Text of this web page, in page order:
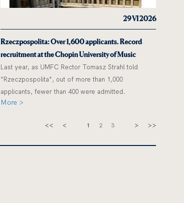
29 VI 2026
Rzeczpospolita: Over 1,600 applicants. Record
recruitment at the Chopin University of Music
Last year, as UMFC Rector Tomasz Strahl told
*Rzeczpospolita*, out of more than 1,000
applicants, fewer than 400 were admitted.
More >
1 2 3